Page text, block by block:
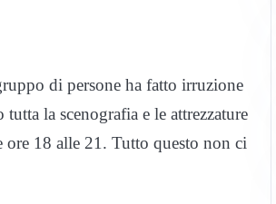
di persone ha fatto irruzione
la scenografia e le attrezzature
ore 18 alle 21. Tutto questo non ci